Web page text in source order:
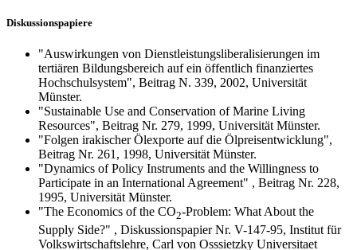
Diskussionspapiere
"Auswirkungen von Dienstleistungsliberalisierungen im
tertiären Bildungsbereich auf ein öffentlich finanziertes
Hochschulsystem", Beitrag N. 339, 2002, Universität
Münster.
"Sustainable Use and Conservation of Marine Living
Resources", Beitrag Nr. 279, 1999, Universität Münster.
"Folgen irakischer Ölexporte auf die Ölpreisentwicklung",
Beitrag Nr. 261, 1998, Universität Münster.
"Dynamics of Policy Instruments and the Willingness to
Participate in an International Agreement" , Beitrag Nr. 228,
1995, Universität Münster.
"The Economics of the CO2-Problem: What About the
Supply Side?" , Diskussionspapier Nr. V-147-95, Institut für
Volkswirtschaftslehre, Carl von Osssietzky Universitaet